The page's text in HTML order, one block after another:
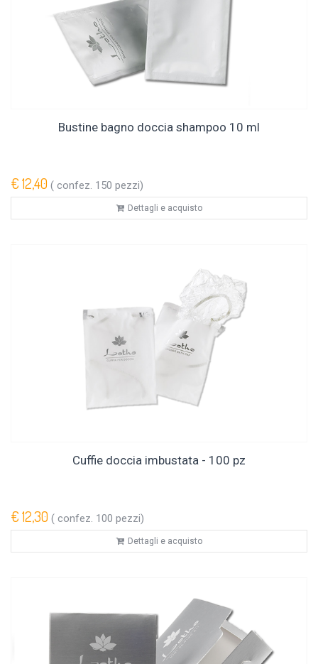
Bustine bagno doccia shampoo 10 ml
€ 12,40 ( confez. 150 pezzi)
Dettagli e acquisto
Cuffie doccia imbustata - 100 pz
€ 12,30 ( confez. 100 pezzi)
Dettagli e acquisto